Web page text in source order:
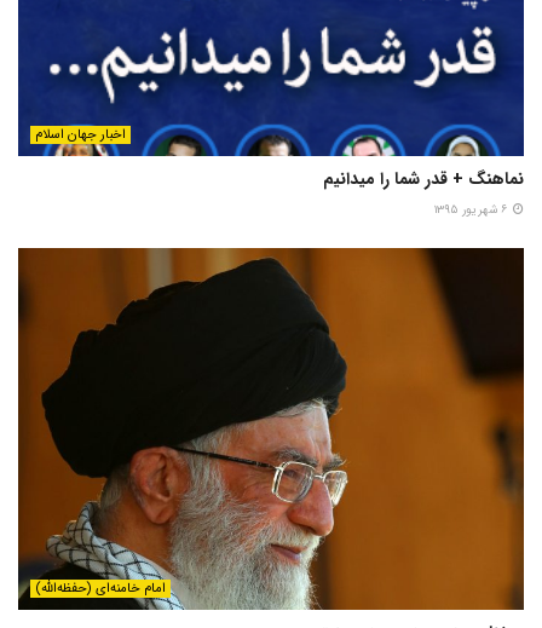
اخبار جهان اسلام
نماهنگ + قدر شما را میدانیم
امام خامنه‌ای (حفظه‌الله)